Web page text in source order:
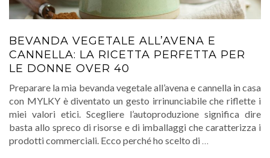
BEVANDA VEGETALE ALL’AVENA E
CANNELLA: LA RICETTA PERFETTA PER
LE DONNE OVER 40
Preparare la mia bevanda vegetale all’avena e cannella in casa
con MYLKY è diventato un gesto irrinunciabile che riflette i
miei valori etici. Scegliere l’autoproduzione significa dire
basta allo spreco di risorse e di imballaggi che caratterizza i
prodotti commerciali. Ecco perché ho scelto di …